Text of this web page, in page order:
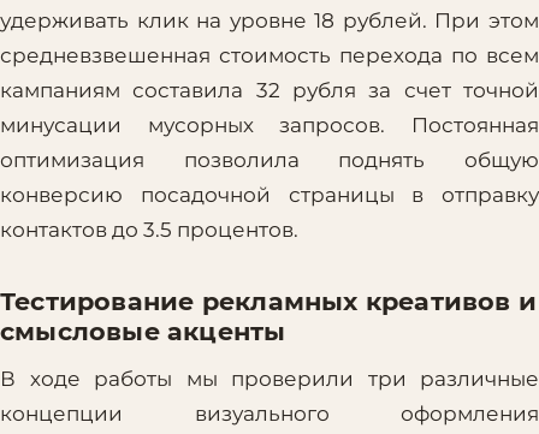
удерживать клик на уровне 18 рублей. При этом
средневзвешенная стоимость перехода по всем
кампаниям составила 32 рубля за счет точной
минусации мусорных запросов. Постоянная
оптимизация позволила поднять общую
конверсию посадочной страницы в отправку
контактов до 3.5 процентов.
Тестирование рекламных креативов и
смысловые акценты
В ходе работы мы проверили три различные
концепции визуального оформления